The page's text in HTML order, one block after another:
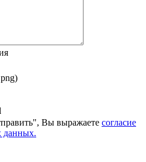
Вы выражаете согласие
данных.